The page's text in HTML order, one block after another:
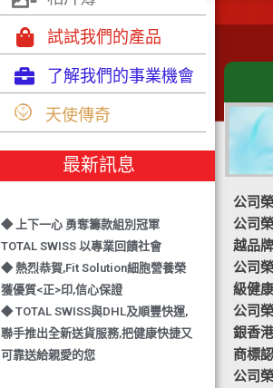
試試我們的產品
了解我們的事業機會
天使傳奇
最新訊息
◆ TOTAL SWISS 勇奪 亞洲知識管理
學院 3項殊榮
◆ 熱烈恭賀-TOTAL SWISS 1日連奪2
獎,中銀香港環保優秀企業證書及星級
◆ 上下一心 勇奪籌款組別冠軍
TOTAL SWISS 以專業回饋社會
◆ 熱烈恭賀,Fit Solution細胞營養榮
獲優質<正>印,信心保證
◆ TOTAL SWISS與DHL及順豐快運,
聯手推出全新送貨服務,把健康快捷又
可靠送給親愛的您
公司
公司
越品
公司
級健
公司
銀香
商標
公司